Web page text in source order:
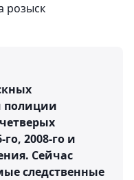
розыск
полиции
2008-го и
Сейчас
следственные